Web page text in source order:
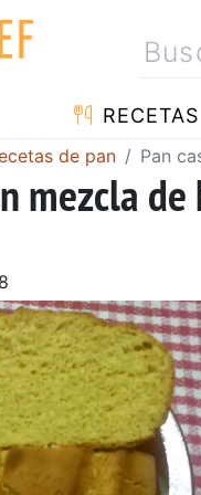
RECETAS
de pan Pan
mezcla